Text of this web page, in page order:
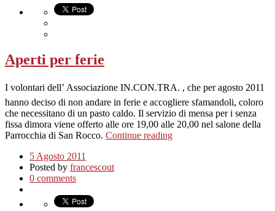
Aperti per ferie
I volontari dell’ Associazione IN.CON.TRA. , che per agosto 2011
hanno deciso di non andare in ferie e accogliere sfamandoli, coloro
che necessitano di un pasto caldo. Il servizio di mensa per i senza
fissa dimora viene offerto alle ore 19,00 alle 20,00 nel salone della
Parrocchia di San Rocco. Continue reading
5 Agosto 2011
Posted by francescout
0 comments